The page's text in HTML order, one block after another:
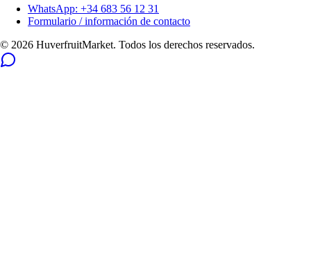
WhatsApp: +34 683 56 12 31
Formulario / información de contacto
© 2026 HuverfruitMarket. Todos los derechos reservados.